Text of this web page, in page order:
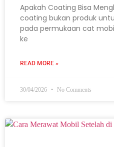
Apakah Coating Bisa
coating bukan produk
pada permukaan cat
ke
READ MORE »
30/04/2026 No Comments